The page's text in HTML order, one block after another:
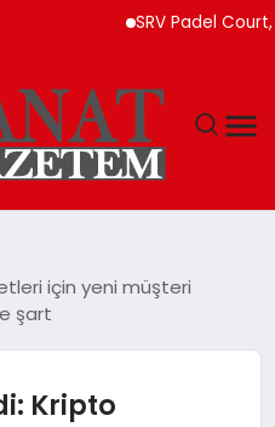
SRV Padel Court,
için yeni müşteri
şart
Kripto